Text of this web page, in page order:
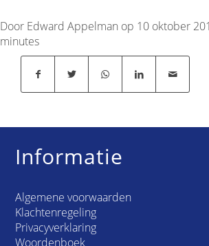
Door Edward Appelman op 10 oktober
minutes
Informatie
Algemene voorwaarden
Klachtenregeling
Privacyverklaring
Woordenboek